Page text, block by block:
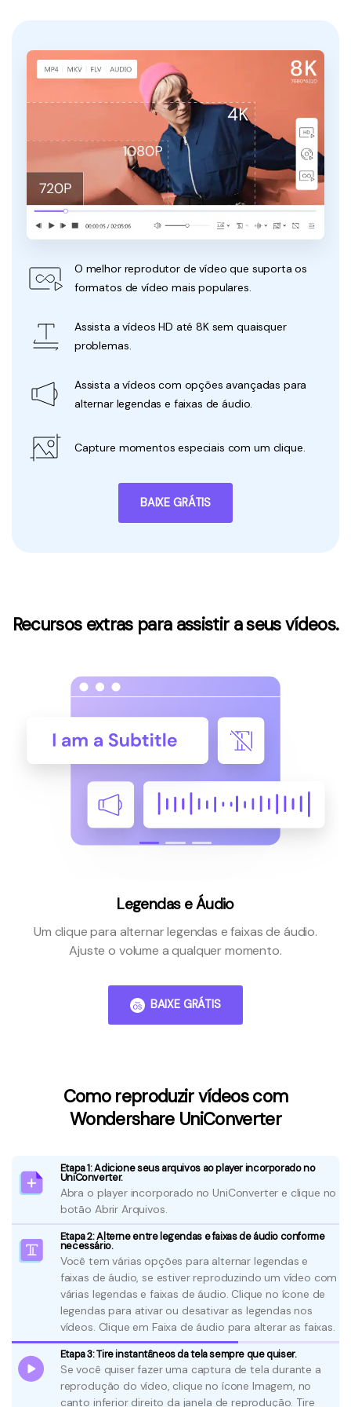
O melhor reprodutor de vídeo que suporta os
formatos de vídeo mais populares.
Assista a vídeos HD até 8K sem quaisquer
problemas.
Assista a vídeos com opções avançadas para
alternar legendas e faixas de áudio.
Capture momentos especiais com um clique.
BAIXE GRÁTIS
Recursos extras para assistir a seus vídeos.
Legendas e Áudio
Um clique para alternar legendas e faixas de áudio.
Ajuste o volume a qualquer momento.
BAIXE GRÁTIS
Como reproduzir vídeos com
Wondershare UniConverter
Etapa 1: Adicione seus arquivos ao player incorporado no
UniConverter.
Abra o player incorporado no UniConverter e clique no
botão Abrir Arquivos.
Etapa 2: Alterne entre legendas e faixas de áudio conforme
necessário.
Você tem várias opções para alternar legendas e
faixas de áudio, se estiver reproduzindo um vídeo com
várias legendas e faixas de áudio. Clique no ícone de
legendas para ativar ou desativar as legendas nos
vídeos. Clique em Faixa de áudio para alterar as faixas.
Etapa 3: Tire instantâneos da tela sempre que quiser.
Se você quiser fazer uma captura de tela durante a
reprodução do vídeo, clique no ícone Imagem, no
canto inferior direito da janela de reprodução. Tire